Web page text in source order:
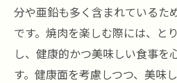
地元民が教えるとり
黒川駅でのとりもも
とりももを通じた焼
分や亜鉛も多く含まれているた
です。焼肉を楽しむ際には、と
し、健康的かつ美味しい食事を
す。健康面を考慮しつつ、美味